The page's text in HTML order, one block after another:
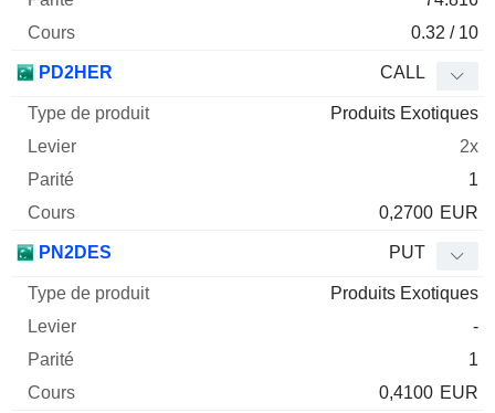
0.32 / 10
PD2HER CALL
Produits Exotiques
2x
1
0,2700 EUR
PN2DES PUT
Produits Exotiques
-
1
0,4100 EUR